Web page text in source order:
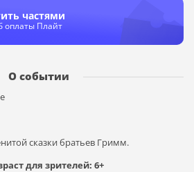
частями
оплаты Плайт
О событии
сказки братьев Гримм.
для зрителей: 6+